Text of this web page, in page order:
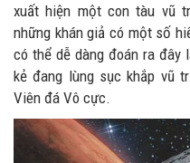
xuất hiện một con tàu vũ
những khán giả có một số
có thể dễ dàng đoán ra
kẻ đang lùng sục khắp vũ
Viên đá Vô cực.